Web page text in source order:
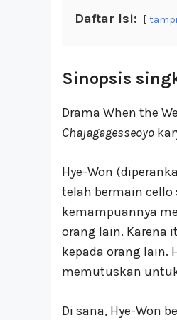
Daftar Isi:
Sinopsis
Drama When the
Chajagagesseoyo
Hye-Won
telah bermain cello
kemampuannya
orang lain. Karena
kepada orang lain.
memutuskan
Di sana, Hye-Won